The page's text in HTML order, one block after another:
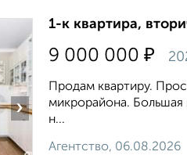
›
1-к квартира,
9 000 000 ₽
Продам квартиру.
микрорайона.
н...
Агентство, 06.08.2026